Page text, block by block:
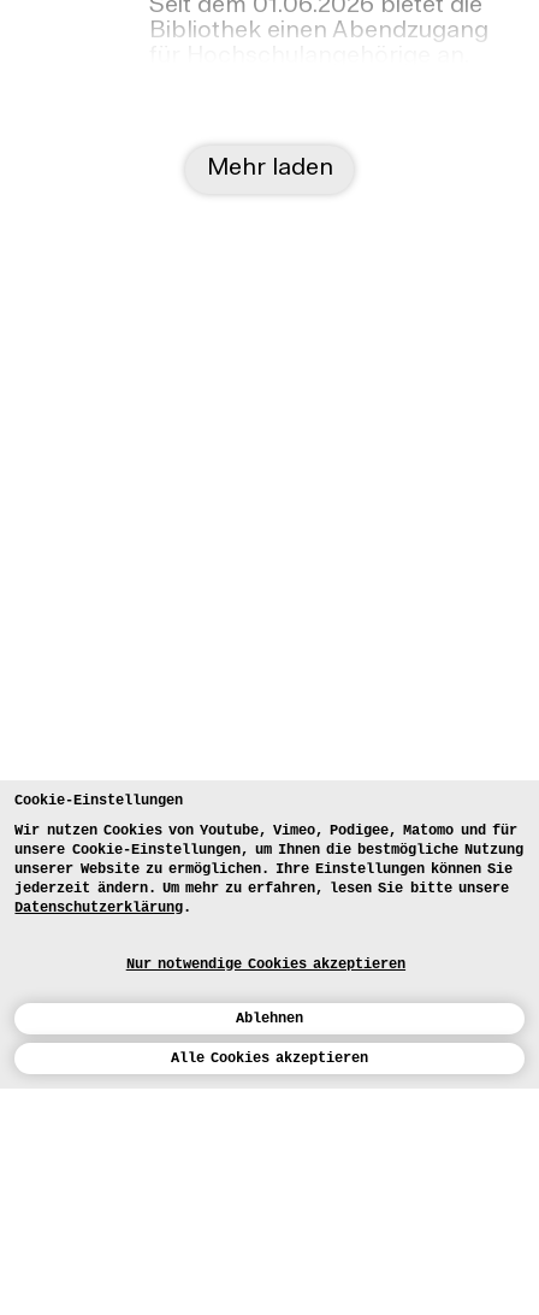
Cookie-Einstellungen
Wir nutzen Cookies von Youtube, Vimeo, Podigee, Matomo und für
unsere Cookie-Einstellungen, um Ihnen die bestmögliche Nutzung
unserer Website zu ermöglichen. Ihre Einstellungen können Sie
jederzeit ändern. Um mehr zu erfahren, lesen Sie bitte unsere
Datenschutzerklärung.
Nur notwendige Cookies akzeptieren
Ablehnen
Alle Cookies akzeptieren
Kalender
Seit dem 01.06.2026 bietet die
Bibliothek einen Abendzugang
Mehr laden